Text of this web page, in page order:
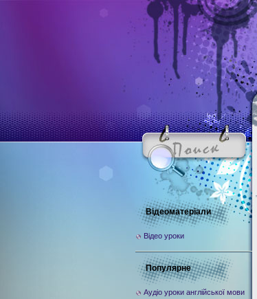
Відеоматеріали
Відео уроки
Популярне
Аудіо уроки англійської мови